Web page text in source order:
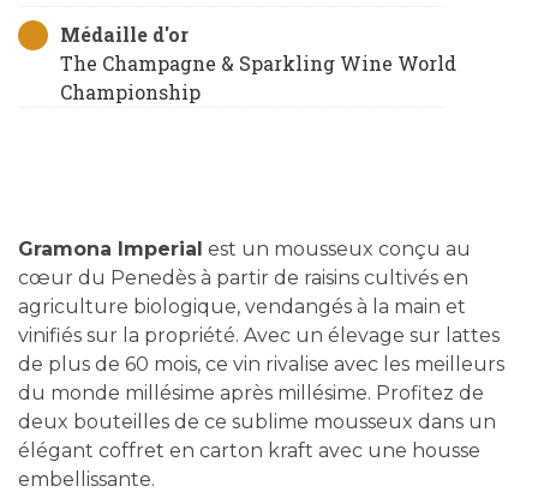
Médaille d'or
The Champagne & Sparkling Wine World
Championship
Gramona Imperial est un mousseux conçu au
cœur du Penedès à partir de raisins cultivés en
agriculture biologique, vendangés à la main et
vinifiés sur la propriété. Avec un élevage sur lattes
de plus de 60 mois, ce vin rivalise avec les meilleurs
du monde millésime après millésime. Profitez de
deux bouteilles de ce sublime mousseux dans un
élégant coffret en carton kraft avec une housse
embellissante.